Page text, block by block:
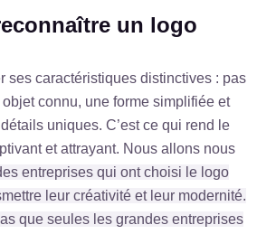
un logo
ses caractéristiques distinctives : pas
connu, une forme simplifiée et
uniques. C’est ce qui rend le
et attrayant. Nous allons nous
entreprises qui ont choisi le logo
leur créativité et leur modernité.
que seules les grandes entreprises